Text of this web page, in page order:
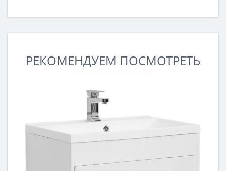
РЕКОМЕНДУЕМ ПОСМОТРЕТЬ